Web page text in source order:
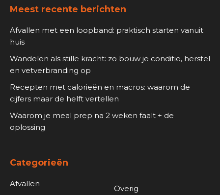
Meest recente berichten
Afvallen met een loopband: praktisch starten vanuit
huis
Wandelen als stille kracht: zo bouw je conditie, herstel
en vetverbranding op
Recepten met calorieën en macros: waarom de
cijfers maar de helft vertellen
Waarom je meal prep na 2 weken faalt + de
oplossing
Categorieën
Afvallen
Overig